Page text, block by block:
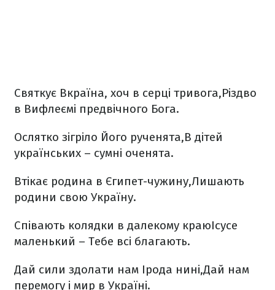
Святкує Вкраїна, хоч в серці тривога,Різдво
в Вифлеємі предвічного Бога.
Ослятко зігріло Його рученята,В дітей
українських – сумні оченята.
Втікає родина в Єгипет-чужину,Лишають
родини свою Україну.
Співають колядки в далекому краюІсусе
маленький – Тебе всі благають.
Дай сили здолати нам Ірода нині,Дай нам
перемогу і мир в Україні.